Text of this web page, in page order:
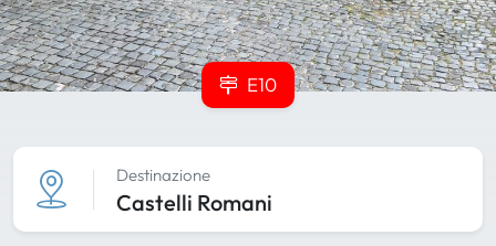
E10
Destinazione
Castelli Romani